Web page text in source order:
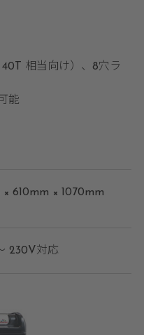
相当向け）、8穴ラ
能
× 610mm × 1070mm
230V対応